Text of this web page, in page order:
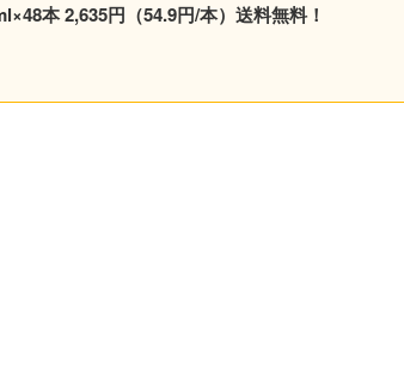
本 2,635円（54.9円/本）送料無料！